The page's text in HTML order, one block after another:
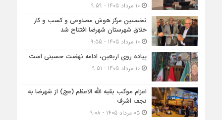
10 مرداد 1405 - 9:59
نخستین مرکز هوش مصنوعی و کسب‌ و کار
خلاق شهرستان شهرضا افتتاح شد
10 مرداد 1405 - 9:55
پیاده روی اربعین، ادامه نهضت حسینی است
10 مرداد 1405 - 9:51
اعزام موکب بقیه الله الاعظم (عج) از شهرضا به
نجف اشرف
05 مرداد 1405 - 9:08